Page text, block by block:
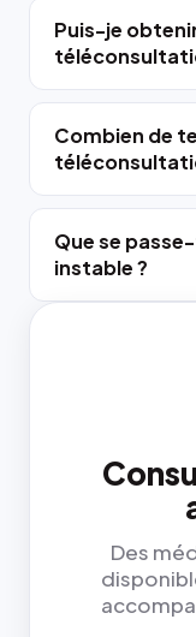
Puis-je
Combien de
Que se
instable ?
Des